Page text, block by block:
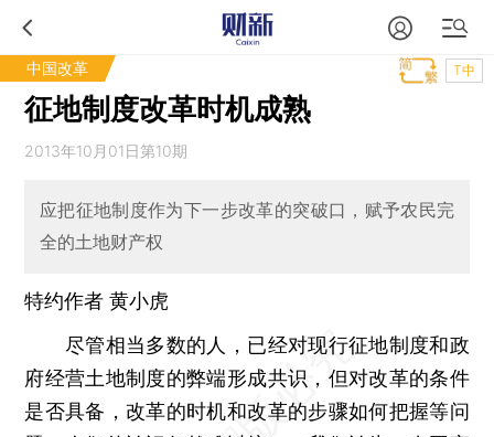
中国改革 T中
征地制度改革时机成熟
2013年10月01日第10期
应把征地制度作为下一步改革的突破口，赋予农民完
全的土地财产权
特约作者 黄小虎
尽管相当多数的人，已经对现行征地制度和政
府经营土地制度的弊端形成共识，但对改革的条件
是否具备，改革的时机和改革的步骤如何把握等问